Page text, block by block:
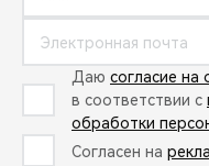
Даю согласие на
в соответствии с
обработки
Согласен на